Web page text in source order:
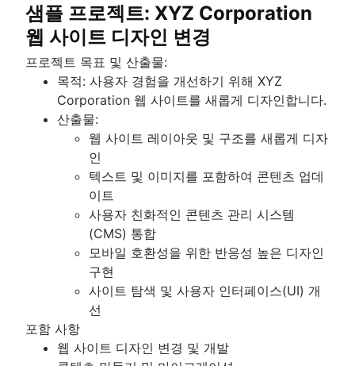
샘플 프로젝트: XYZ Corporation
웹 사이트 디자인 변경
프로젝트 목표 및 산출물:
목적: 사용자 경험을 개선하기 위해 XYZ
Corporation 웹 사이트를 새롭게 디자인합니다.
산출물:
웹 사이트 레이아웃 및 구조를 새롭게 디자
인
텍스트 및 이미지를 포함하여 콘텐츠 업데
이트
사용자 친화적인 콘텐츠 관리 시스템
(CMS) 통합
모바일 호환성을 위한 반응성 높은 디자인
구현
사이트 탐색 및 사용자 인터페이스(UI) 개
선
포함 사항
웹 사이트 디자인 변경 및 개발